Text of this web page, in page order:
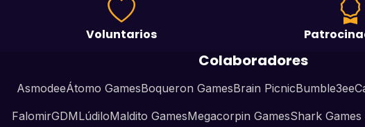
Voluntarios
Colaboradores
AsmodeeÁtomo GamesBoqueron GamesBrain PicnicBumble3ee
FalomirGDMLúdiloMaldito GamesMegacorpin GamesShark